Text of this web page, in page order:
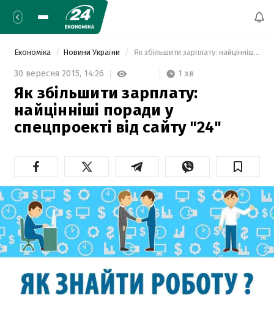
Економіка Новини України Як збільшити зарплату: найцінніші поради у спецпроекті від сайту "24"
30 вересня 2015, 14:26 1 хв
Як збільшити зарплату:
найцінніші поради у
спецпроекті від сайту "24"